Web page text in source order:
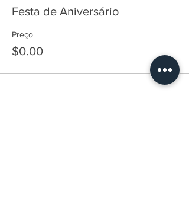
Festa de Aniversário
Preço
$0.00